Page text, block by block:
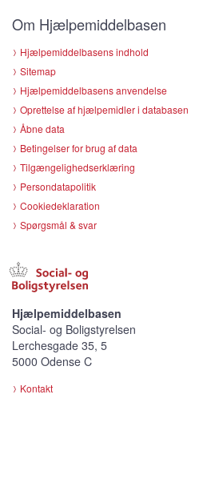
Om Hjælpemiddelbasen
Hjælpemiddelbasens indhold
Sitemap
Hjælpemiddelbasens anvendelse
Oprettelse af hjælpemidler i databasen
Åbne data
Betingelser for brug af data
Tilgængelighedserklæring
Persondatapolitik
Cookiedeklaration
Spørgsmål & svar
Hjælpemiddelbasen
Social- og Boligstyrelsen
Lerchesgade 35, 5
5000 Odense C
Kontakt